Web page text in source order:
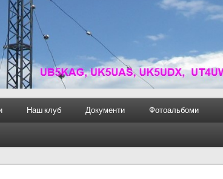
Наш клуб Документи Фотоальбоми